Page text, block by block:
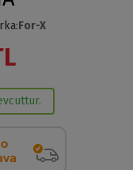
:For-X